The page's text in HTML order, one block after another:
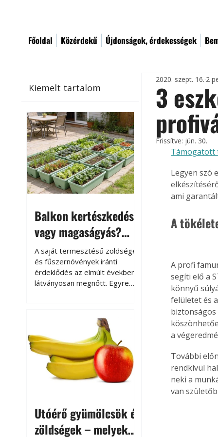
Főoldal Közérdekű Újdonságok, érdekességek
Kiemelt tartalom
Balkon kertészkedés
vagy magaságyás?
Helytakarékos
kertészkedés
A saját termesztésű zöldségek
és fűszernövények iránti
érdeklődés az elmúlt években
látványosan megnőtt. Egyre
kertészkedés sokak számára
kikapcsolódást és feltöltődést
is jelent.
Utóérő gyümölcsök és
zöldségek – melyek
3
2020. szept. 16. 2
Frissítve: jún. 30.
Támogatott
Legyen szó
ami
A
A profi
segíti elő a
könnyű
felületet és
a
További
rendkívül
neki a
van